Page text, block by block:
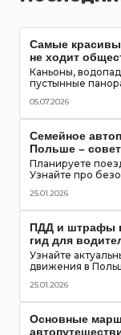
Самые
не ходит
Каньоны,
пустынные
только на
05.07.2026
Семейное
Польше –
маршруты с
Планируете
Узнайте про
полезные
всей семьей
25.01.2026
ПДД и штрафы
гид для
Узнайте
движения в
обязательное
автомобиле и
25.01.2026
Основные